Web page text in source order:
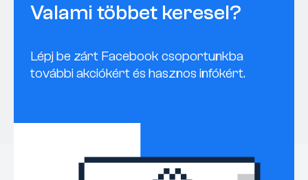
Valami többet keresel?
Lépj be zárt Facebook csoportunkba
további akciókért és hasznos infókért.